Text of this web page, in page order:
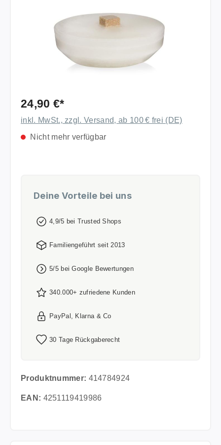
24,90 €*
inkl. MwSt., zzgl. Versand, ab 100 € frei (DE)
Nicht mehr verfügbar
Deine Vorteile bei uns
4,9/5 bei Trusted Shops
Familiengeführt seit 2013
5/5 bei Google Bewertungen
340.000+ zufriedene Kunden
PayPal, Klarna & Co
30 Tage Rückgaberecht
Produktnummer: 414784924
EAN: 4251119419986